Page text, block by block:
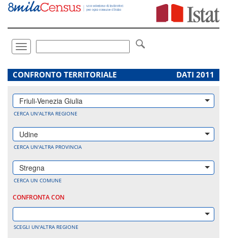
Vai
direttamente
Toggle
navigation
.
CONFRONTO TERRITORIALE DATI 2011
Friuli-Venezia Giulia
CERCA UN'ALTRA REGIONE
Udine
CERCA UN'ALTRA PROVINCIA
Stregna
CERCA UN COMUNE
CONFRONTA CON
SCEGLI UN'ALTRA REGIONE